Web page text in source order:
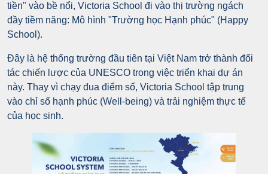
tiền" vào bề nổi, Victoria School đi vào thị trường ngách
đầy tiềm năng: Mô hình "Trường học Hạnh phúc" (Happy
School).
Đây là hệ thống trường đầu tiên tại Việt Nam trở thành đối
tác chiến lược của UNESCO trong việc triển khai dự án
này. Thay vì chạy đua điểm số, Victoria School tập trung
vào chỉ số hạnh phúc (Well-being) và trải nghiệm thực tế
của học sinh.